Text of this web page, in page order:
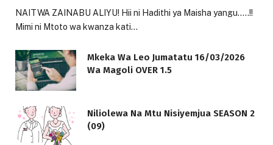
NAITWA ZAINABU ALIYU! Hii ni Hadithi ya Maisha yangu…..!!
Mimi ni Mtoto wa kwanza kati…
Mkeka Wa Leo Jumatatu 16/03/2026
Wa Magoli OVER 1.5
Niliolewa Na Mtu Nisiyemjua SEASON 2
(09)